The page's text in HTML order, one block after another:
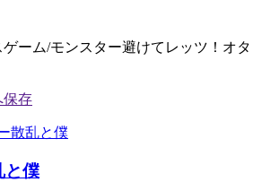
ーム/モンスター避けてレッツ！オタ
と僕